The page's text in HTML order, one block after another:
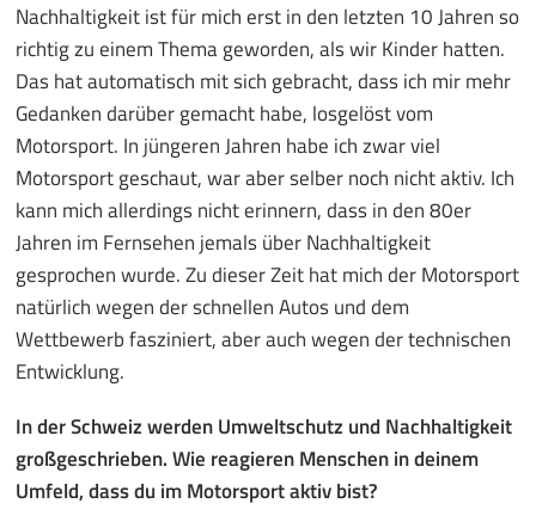
Nachhaltigkeit ist für mich erst in den letzten 10 Jahren so
richtig zu einem Thema geworden, als wir Kinder hatten.
Das hat automatisch mit sich gebracht, dass ich mir mehr
Gedanken darüber gemacht habe, losgelöst vom
Motorsport. In jüngeren Jahren habe ich zwar viel
Motorsport geschaut, war aber selber noch nicht aktiv. Ich
kann mich allerdings nicht erinnern, dass in den 80er
Jahren im Fernsehen jemals über Nachhaltigkeit
gesprochen wurde. Zu dieser Zeit hat mich der Motorsport
natürlich wegen der schnellen Autos und dem
Wettbewerb fasziniert, aber auch wegen der technischen
Entwicklung.
In der Schweiz werden Umweltschutz und Nachhaltigkeit
großgeschrieben. Wie reagieren Menschen in deinem
Umfeld, dass du im Motorsport aktiv bist?